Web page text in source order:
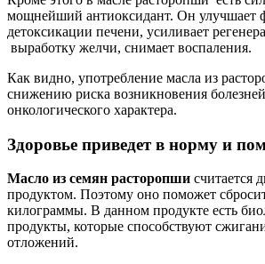
мощнейший антиоксидант. Он улучшает
детоксикации печени, усиливает
выработку желчи, снимает воспаления.
Как видно, употребление масла из
снижению риска возникновения
онкологического характера.
Здоровье приведет в норму и
Масло из семян расторопши считается
продуктом. Поэтому оно поможет
килограммы. В данном продукте есть
продукты, которые способствуют
отложений.